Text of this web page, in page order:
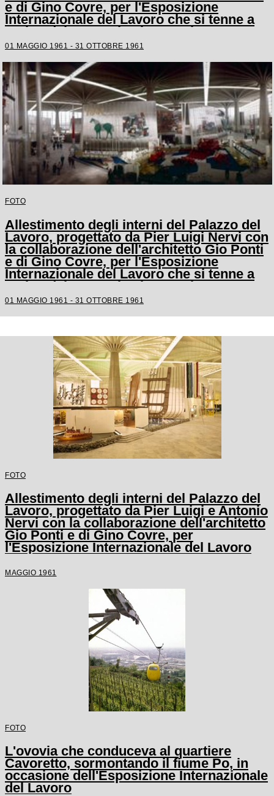
e di Gino Covre, per l'Esposizione
Internazionale del Lavoro che si tenne a
Torino dal 1 maggio al 31 ottobre 1961
01 MAGGIO 1961 - 31 OTTOBRE 1961
FOTO
Allestimento degli interni del Palazzo del
Lavoro, progettato da Pier Luigi Nervi con
la collaborazione dell'architetto Gio Ponti
e di Gino Covre, per l'Esposizione
Internazionale del Lavoro che si tenne a
Torino dal 1 maggio al 31 ottobre 1961
01 MAGGIO 1961 - 31 OTTOBRE 1961
FOTO
Allestimento degli interni del Palazzo del
Lavoro, progettato da Pier Luigi e Antonio
Nervi con la collaborazione dell'architetto
Gio Ponti e di Gino Covre, per
l'Esposizione Internazionale del Lavoro
MAGGIO 1961
FOTO
L'ovovia che conduceva al quartiere
Cavoretto, sormontando il fiume Po, in
occasione dell'Esposizione Internazionale
del Lavoro